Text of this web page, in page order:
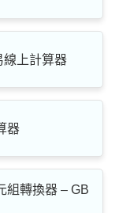
線上計算器
器
組轉換器 – GB